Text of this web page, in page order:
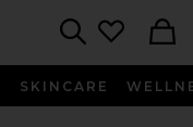
SKINCARE